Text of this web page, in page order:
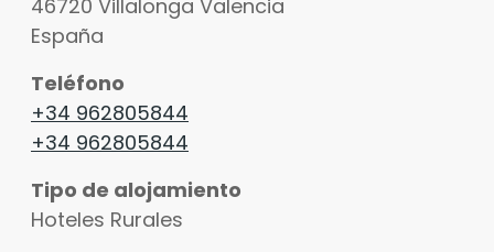
46720 Villalonga Valencia
España
Teléfono
+34 962805844
+34 962805844
Tipo de alojamiento
Hoteles Rurales